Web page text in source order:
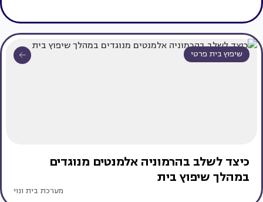
שיפוץ בית פרטי
כיצד לשלב בהרמוניה אלמנטים מנוגדים
במהלך שיפוץ בית
מערכת בית ונוי